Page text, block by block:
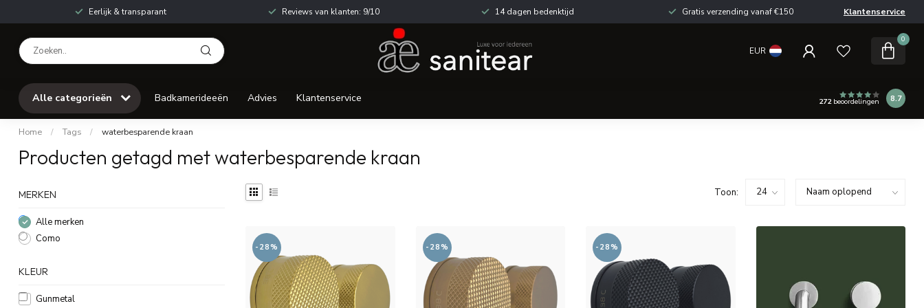
Eerlijk & transparant Reviews van klanten: 9/10 14 dagen bedenktijd Gratis verzending vanaf €150 Klantenservice
EUR
0
Alle categorieën Badkamerideeën Advies Klantenservice 272beoordelingen 8.7
Home / Tags / waterbesparende kraan
Producten getagd met waterbesparende kraan
MERKEN
Alle merken
Como
KLEUR
Gunmetal
Toon:
-28% -28% -28%